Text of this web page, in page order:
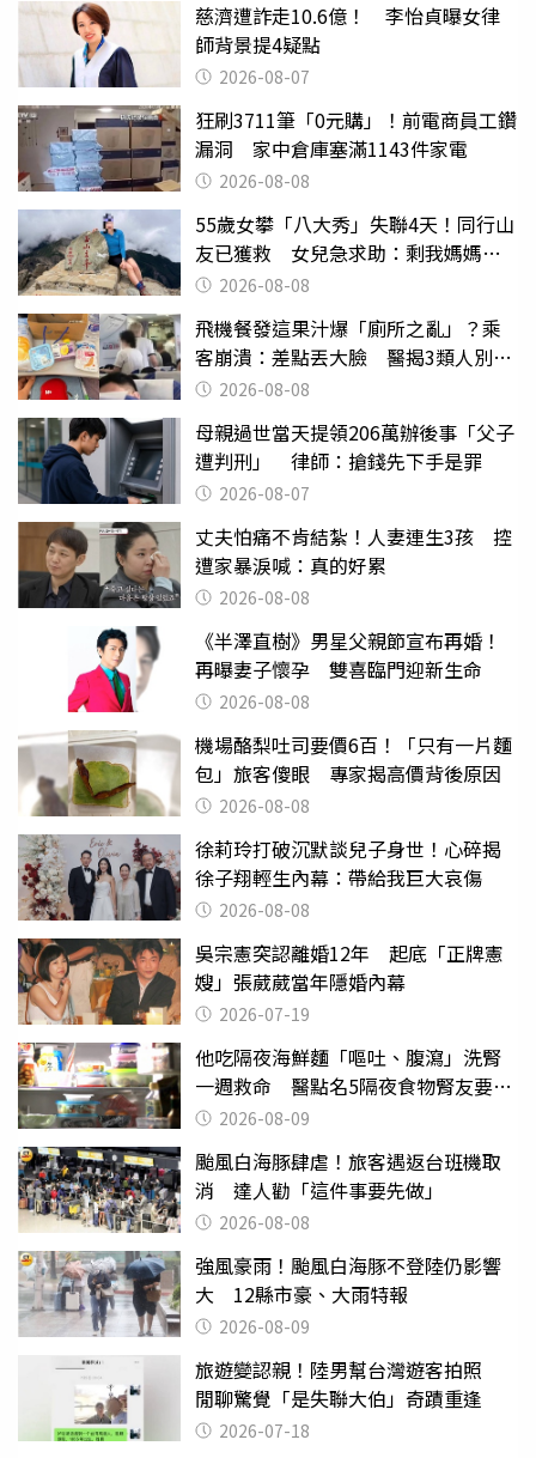
慈濟遭詐走10.6億！ 李怡貞曝女律
師背景提4疑點
2026-08-07
狂刷3711筆「0元購」！前電商員工鑽
漏洞 家中倉庫塞滿1143件家電
2026-08-08
55歲女攀「八大秀」失聯4天！同行山
友已獲救 女兒急求助：剩我媽媽還
沒找到
2026-08-08
飛機餐發這果汁爆「廁所之亂」？乘
客崩潰：差點丟大臉 醫揭3類人別亂
喝 2026-08-08
母親過世當天提領206萬辦後事「父子
遭判刑」 律師：搶錢先下手是罪
2026-08-07
丈夫怕痛不肯結紮！人妻連生3孩 控
遭家暴淚喊：真的好累
2026-08-08
《半澤直樹》男星父親節宣布再婚！
再曝妻子懷孕 雙喜臨門迎新生命
2026-08-08
機場酪梨吐司要價6百！「只有一片麵
包」旅客傻眼 專家揭高價背後原因
2026-08-08
徐莉玲打破沉默談兒子身世！心碎揭
徐子翔輕生內幕：帶給我巨大哀傷
2026-08-08
吳宗憲突認離婚12年 起底「正牌憲
嫂」張葳葳當年隱婚內幕
2026-07-19
他吃隔夜海鮮麵「嘔吐、腹瀉」洗腎
一週救命 醫點名5隔夜食物腎友要注
意 2026-08-09
颱風白海豚肆虐！旅客遇返台班機取
消 達人勸「這件事要先做」
2026-08-08
強風豪雨！颱風白海豚不登陸仍影響
大 12縣市豪、大雨特報
2026-08-09
旅遊變認親！陸男幫台灣遊客拍照
閒聊驚覺「是失聯大伯」奇蹟重逢
2026-07-18